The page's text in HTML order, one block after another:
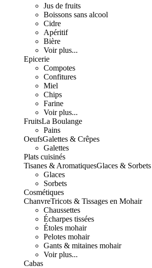
Jus de fruits
Boissons sans alcool
Cidre
Apéritif
Bière
Voir plus...
Epicerie
Compotes
Confitures
Miel
Chips
Farine
Voir plus...
FruitsLa Boulange
Pains
OeufsGalettes & Crêpes
Galettes
Plats cuisinés
Tisanes & AromatiquesGlaces & Sorbets
Glaces
Sorbets
Cosmétiques
ChanvreTricots & Tissages en Mohair
Chaussettes
Écharpes tissées
Étoles mohair
Pelotes mohair
Gants & mitaines mohair
Voir plus...
Cabas